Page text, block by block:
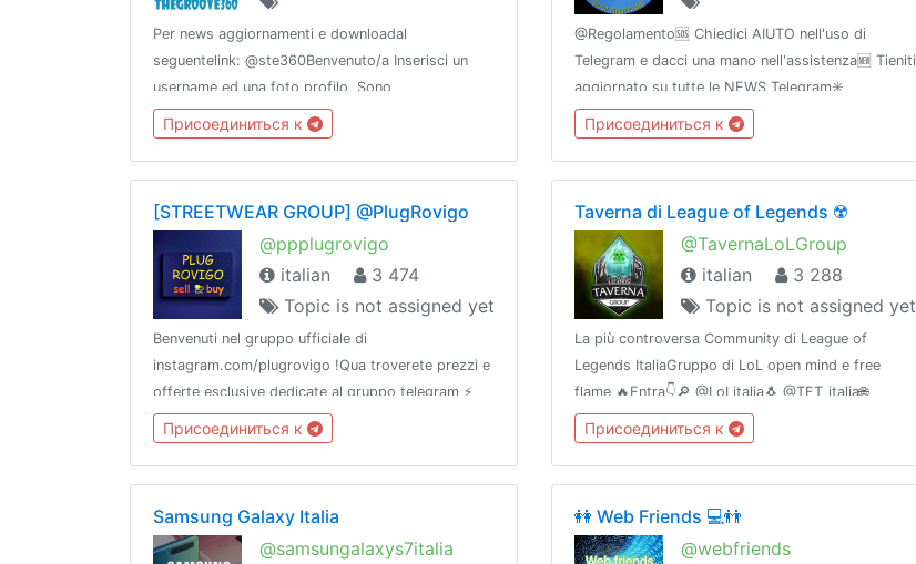
Per news aggiornamenti e downloadal
seguentelink: @ste360Benvenuto/a Inserisci un
username ed una foto profilo, Sono
OBBLIGATORI.Sito Web al seguente link
http://thegroove360.info
Присоединиться к
@Regolamento🆘 Chiedici AIUTO nell'uso di
Telegram e dacci una mano nell'assistenza🆕 Tieniti
aggiornato su tutte le NEWS Telegram✳️
Sponsorizza i tuoi GCB sulla nostra @bacheca📣
Canale ufficiale News Telegram: @DazUpdates☮️
Visita @OTInetwork!
Присоединиться к
[STREETWEAR GROUP] @PlugRovigo
@ppplugrovigo
italian
3 474
Topic is not assigned yet
Benvenuti nel gruppo ufficiale di
instagram.com/plugrovigo !Qua troverete prezzi e
offerte esclusive dedicate al gruppo telegram ⚡️
Присоединиться к
Taverna di League of Legends ☢️
@TavernaLoLGroup
italian
3 288
Topic is not assigned yet
La più controversa Community di League of
Legends ItaliaGruppo di LoL open mind e free
flame 🔥Entra👇🔎 @LoLitalia🐧 @TFT_italia🌐
@TavernaNetwork📌 @TavernaBacheca🎧 Discord:
https://discord.gg/KkhxZPX🔰Network:
@gamingitaliangroup
Присоединиться к
Samsung Galaxy Italia
@samsungalaxys7italia
👭 Web Friends 💻👬
@webfriends